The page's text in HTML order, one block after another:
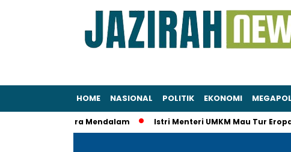
HOME NASIONAL POLITIK EKONOMI
KPK Secara Mendalam Istri Menteri UMKM Mau Tur Eropa Pakai